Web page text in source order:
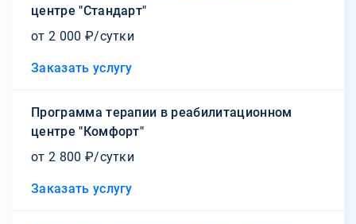
центре "Стандарт"
от 2 000 ₽/сутки
Заказать услугу
Программа терапии в реабилитационном
центре "Комфорт"
от 2 800 ₽/сутки
Заказать услугу